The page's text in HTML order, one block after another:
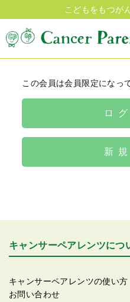
こどもをもつが
この会員は会員限定になっ
ロ
新
キャンサーペアレンツにつ
キャンサーペアレンツの使い方
お問い合わせ